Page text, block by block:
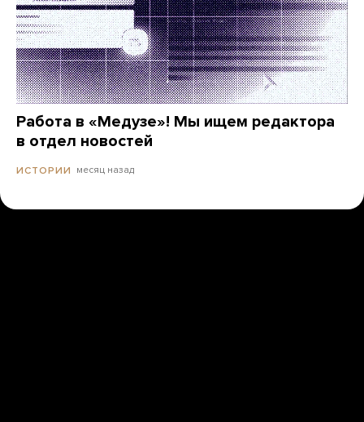
Работа в «Медузе»! Мы ищем редактора
в отдел новостей
ИСТОРИИ месяц назад